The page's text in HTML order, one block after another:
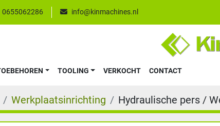
0655062286 info@kinmachines.nl
TOEBEHOREN TOOLING VERKOCHT CONTACT
Werkplaatsinrichting Hydraulische pers /